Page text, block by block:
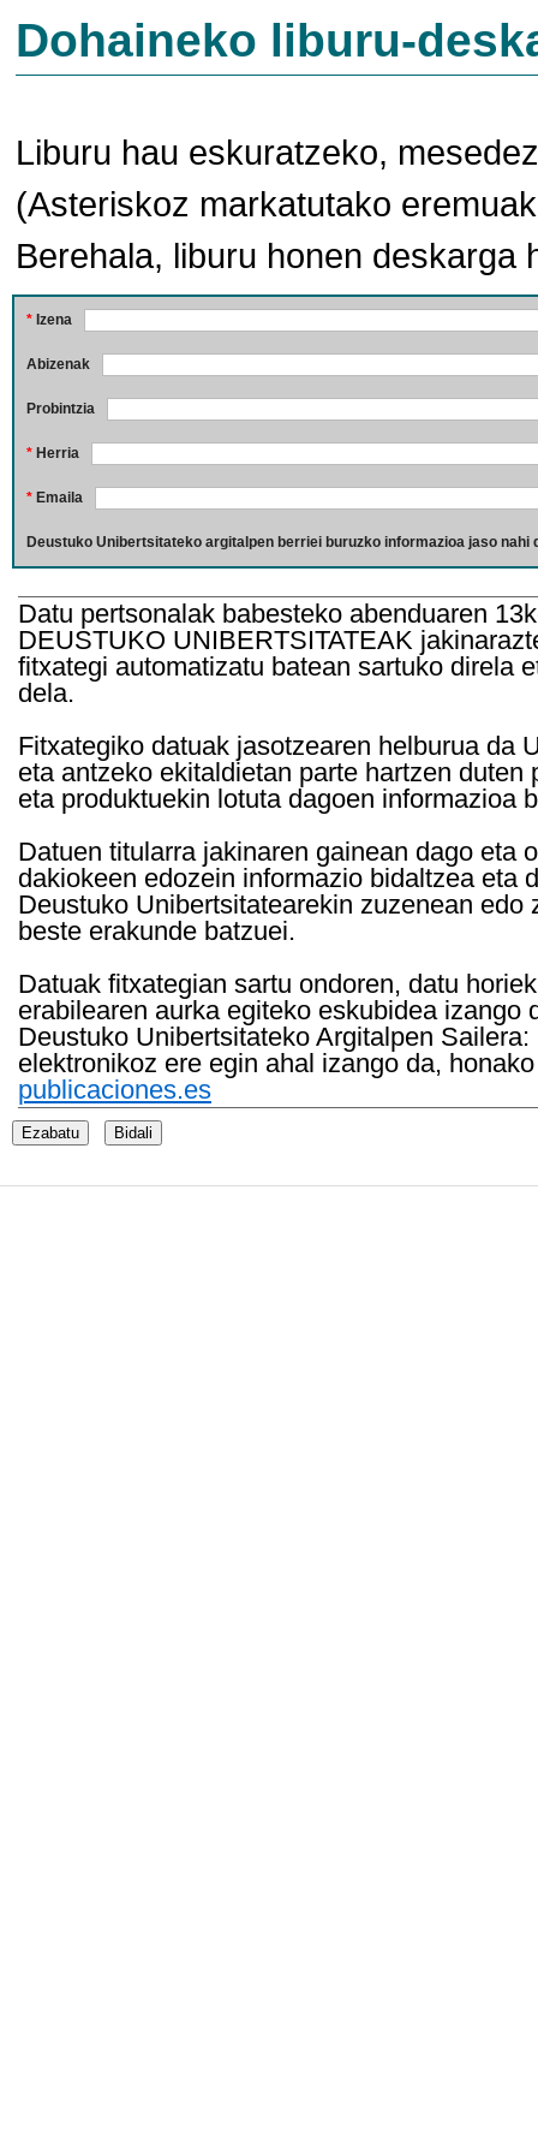
Dohaineko liburu-
Liburu hau eskuratzeko,
(Asteriskoz markatutako
Berehala, liburu honen deskarga
* Izena
Abizenak
Probintzia
* Herria
* Emaila
Deustuko Unibertsitateko argitalpen berriei buruzko informazioa jaso nahi
Datu pertsonalak babesteko abenduaren
DEUSTUKO UNIBERTSITATEAK
fitxategi automatizatu batean sartuko direla
dela.
Fitxategiko datuak jasotzearen helburua da
eta antzeko ekitaldietan parte hartzen
eta produktuekin lotuta dagoen informazioa
Datuen titularra jakinaren gainean dago eta
dakiokeen edozein informazio bidaltzea eta
Deustuko Unibertsitatearekin zuzenean
beste erakunde batzuei.
Datuak fitxategian sartu ondoren, datu
erabilearen aurka egiteko eskubidea
Deustuko Unibertsitateko Argitalpen
elektronikoz ere egin ahal izango da,
publicaciones.es
Ezabatu Bidali